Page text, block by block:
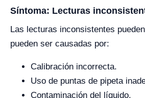
Síntoma: Lecturas
Las lecturas inconsistentes
pueden ser causadas por:
Calibración incorrecta.
Uso de puntas de pipeta
Contaminación del líquido.